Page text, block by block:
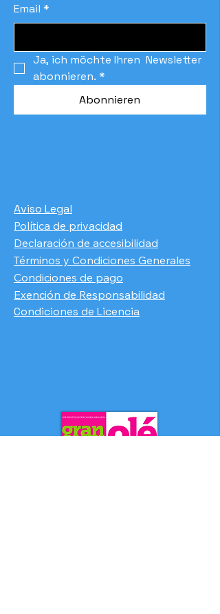
Email *
Ja, ich möchte Ihren  Newsletter
abonnieren. *
Abonnieren
Aviso Legal
Política de privacidad
Declaración de accesibilidad
Términos y Condiciones Generales
Condiciones de pago
​Exención de Responsabilidad
Condiciones de Licencia